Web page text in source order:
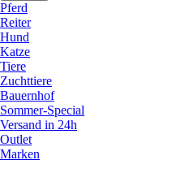
Pferd
Reiter
Hund
Katze
Tiere
Zuchttiere
Bauernhof
Sommer-Special
Versand in 24h
Outlet
Marken